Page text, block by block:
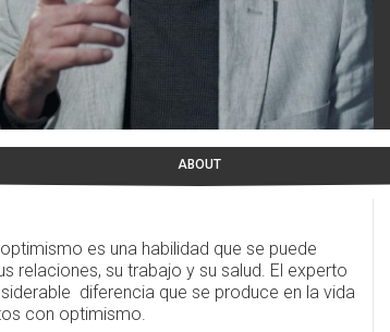
ABOUT
es una habilidad que se puede
relaciones, su trabajo y su salud. El experto
diferencia que se produce en la vida
con optimismo.